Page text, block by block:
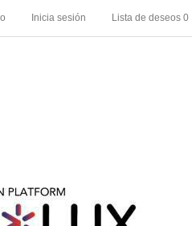
Inicia sesión Lista de deseos 0